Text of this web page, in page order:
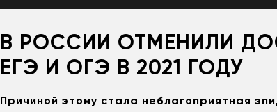
В РОССИИ ОТМЕНИЛИ
ЕГЭ И ОГЭ В 2021 ГОДУ
Причиной этому стала неблагоприятная